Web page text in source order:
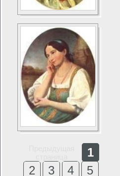
1
2
3 4
5